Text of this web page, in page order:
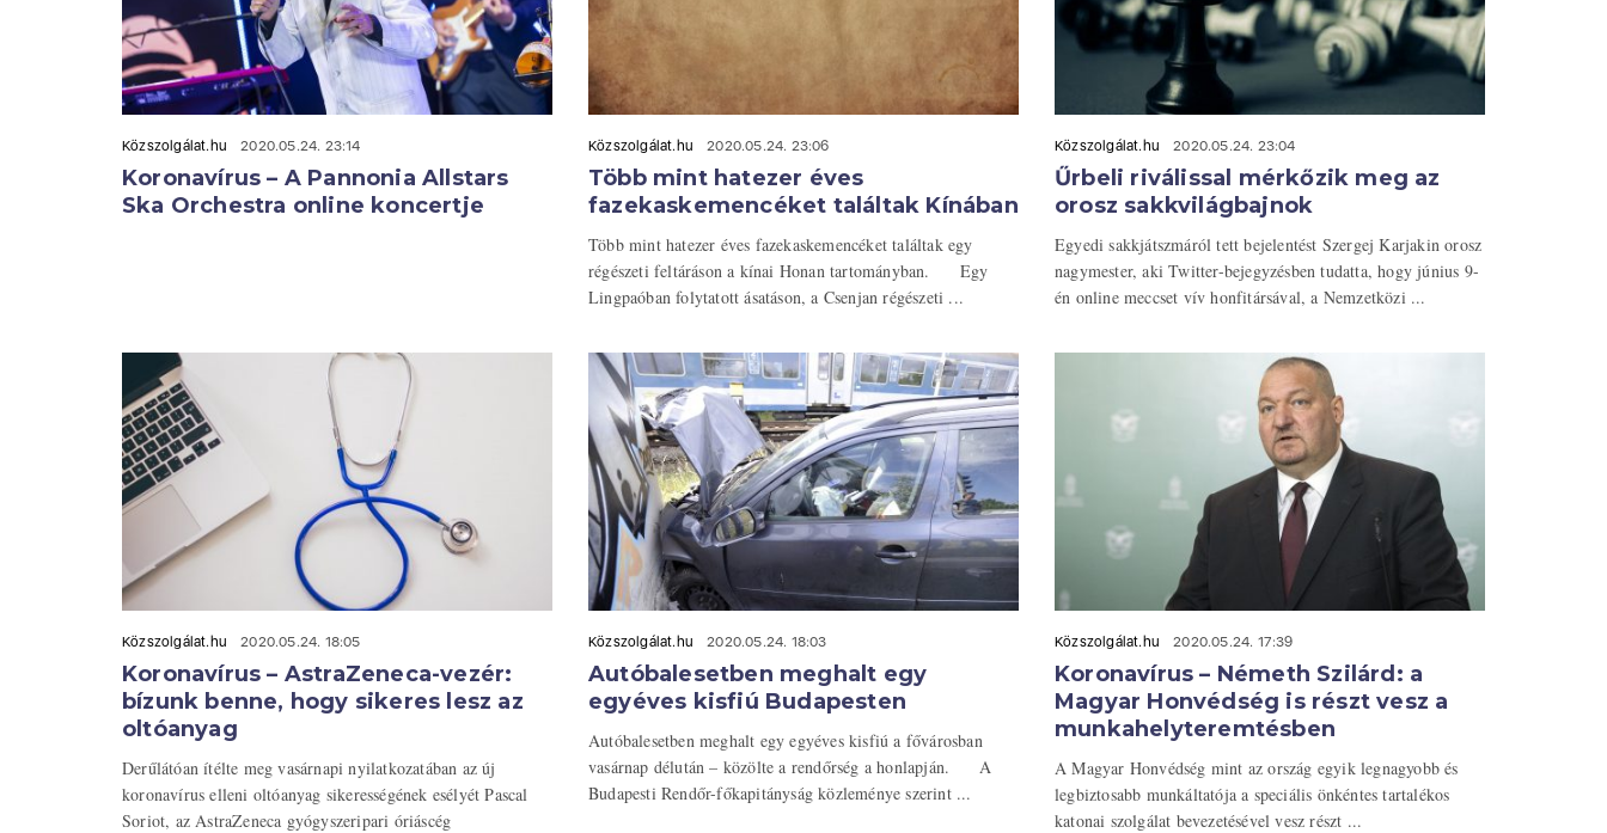
Közszolgálat.hu 2020.05.24. 23:14
Koronavírus – A Pannonia Allstars
Ska Orchestra online koncertje
Közszolgálat.hu 2020.05.24. 23:06
Több mint hatezer éves
fazekaskemencéket találtak Kínában
Több mint hatezer éves fazekaskemencéket találtak egy
régészeti feltáráson a kínai Honan tartományban. Egy
Lingpaóban folytatott ásatáson, a Csenjan régészeti ...
Közszolgálat.hu 2020.05.24. 23:04
Űrbeli riválissal mérkőzik meg az
orosz sakkvilágbajnok
Egyedi sakkjátszmáról tett bejelentést Szergej Karjakin orosz
nagymester, aki Twitter-bejegyzésben tudatta, hogy június 9-
én online meccset vív honfitársával, a Nemzetközi ...
Közszolgálat.hu 2020.05.24. 18:05
Koronavírus – AstraZeneca-vezér:
bízunk benne, hogy sikeres lesz az
oltóanyag
Derűlátóan ítélte meg vasárnapi nyilatkozatában az új
koronavírus elleni oltóanyag sikerességének esélyét Pascal
Soriot, az AstraZeneca gyógyszeripari óriáscég
Közszolgálat.hu 2020.05.24. 18:03
Autóbalesetben meghalt egy
egyéves kisfiú Budapesten
Autóbalesetben meghalt egy egyéves kisfiú a fővárosban
vasárnap délután – közölte a rendőrség a honlapján. A
Budapesti Rendőr-főkapitányság közleménye szerint ...
Közszolgálat.hu 2020.05.24. 17:39
Koronavírus – Németh Szilárd: a
Magyar Honvédség is részt vesz a
munkahelyteremtésben
A Magyar Honvédség mint az ország egyik legnagyobb és
legbiztosabb munkáltatója a speciális önkéntes tartalékos
katonai szolgálat bevezetésével vesz részt ...